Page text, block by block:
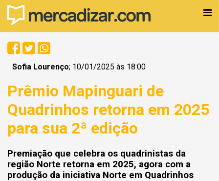
Sofia Lourenço; 10/01/2025 às 18:00
Prêmio Mapinguari de
Quadrinhos retorna em 2025
para sua 2ª edição
Premiação que celebra os quadrinistas da
região Norte retorna em 2025, agora com a
produção da iniciativa Norte em Quadrinhos